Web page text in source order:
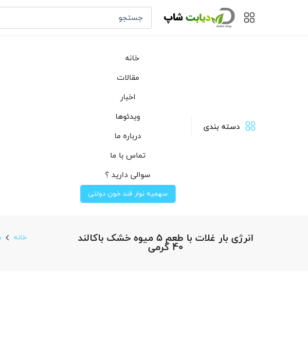
دسته بندی
خانه
مقالات
اخبار
ویدئوها
درباره ما
تماس با ما
سوالی دارید ؟
سهمیه نوار قند خون دولتی
انرژی بار غلات با طعم ۵ میوه خشک باکالند
40 گرمی
خانه